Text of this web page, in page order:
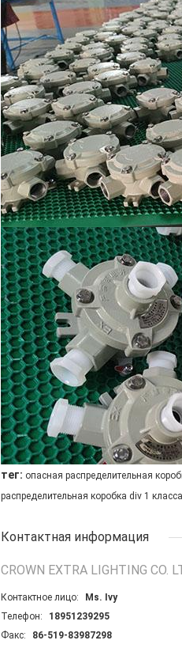
тег: опасная распределительная
распределительная коробка div 1
Контактная информация
CROWN EXTRA LIGHTING CO.
Контактное лицо:
Ms. Ivy
Телефон:
18951239295
Факс:
86-519-83987298